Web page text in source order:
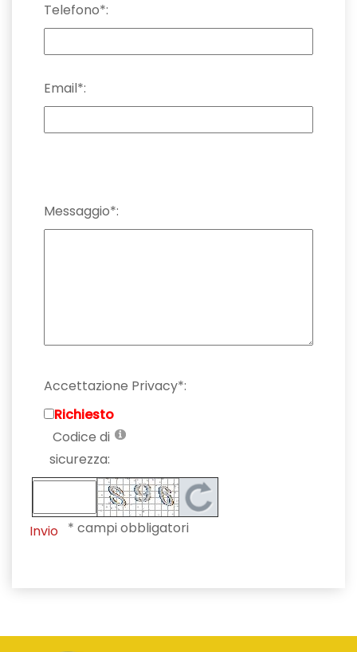
Telefono*:
Email*:
Messaggio*:
Accettazione Privacy*:
Richiesto
Codice di
sicurezza:
Invio * campi obbligatori